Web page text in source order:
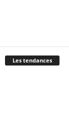
Les tendances